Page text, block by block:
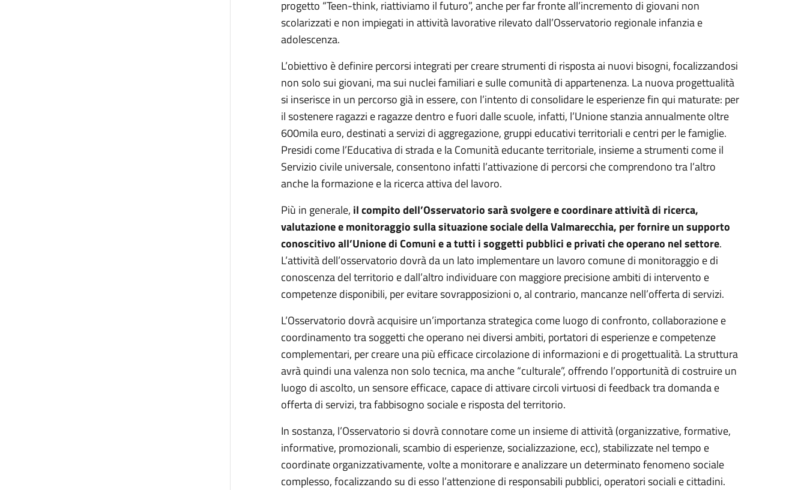
progetto “Teen-think, riattiviamo il futuro”, anche per far fronte all’incremento di giovani non
scolarizzati e non impiegati in attività lavorative rilevato dall’Osservatorio regionale infanzia e
adolescenza.
L’obiettivo è definire percorsi integrati per creare strumenti di risposta ai nuovi bisogni, focalizzandosi
non solo sui giovani, ma sui nuclei familiari e sulle comunità di appartenenza. La nuova progettualità
si inserisce in un percorso già in essere, con l’intento di consolidare le esperienze fin qui maturate: per
il sostenere ragazzi e ragazze dentro e fuori dalle scuole, infatti, l’Unione stanzia annualmente oltre
600mila euro, destinati a servizi di aggregazione, gruppi educativi territoriali e centri per le famiglie.
Presidi come l’Educativa di strada e la Comunità educante territoriale, insieme a strumenti come il
Servizio civile universale, consentono infatti l’attivazione di percorsi che comprendono tra l’altro
anche la formazione e la ricerca attiva del lavoro.
Più in generale, il compito dell’Osservatorio sarà svolgere e coordinare attività di ricerca,
valutazione e monitoraggio sulla situazione sociale della Valmarecchia, per fornire un supporto
conoscitivo all’Unione di Comuni e a tutti i soggetti pubblici e privati che operano nel settore.
L’attività dell’osservatorio dovrà da un lato implementare un lavoro comune di monitoraggio e di
conoscenza del territorio e dall’altro individuare con maggiore precisione ambiti di intervento e
competenze disponibili, per evitare sovrapposizioni o, al contrario, mancanze nell’offerta di servizi.
L’Osservatorio dovrà acquisire un’importanza strategica come luogo di confronto, collaborazione e
coordinamento tra soggetti che operano nei diversi ambiti, portatori di esperienze e competenze
complementari, per creare una più efficace circolazione di informazioni e di progettualità. La struttura
avrà quindi una valenza non solo tecnica, ma anche “culturale”, offrendo l’opportunità di costruire un
luogo di ascolto, un sensore efficace, capace di attivare circoli virtuosi di feedback tra domanda e
offerta di servizi, tra fabbisogno sociale e risposta del territorio.
In sostanza, l’Osservatorio si dovrà connotare come un insieme di attività (organizzative, formative,
informative, promozionali, scambio di esperienze, socializzazione, ecc), stabilizzate nel tempo e
coordinate organizzativamente, volte a monitorare e analizzare un determinato fenomeno sociale
complesso, focalizzando su di esso l’attenzione di responsabili pubblici, operatori sociali e cittadini.